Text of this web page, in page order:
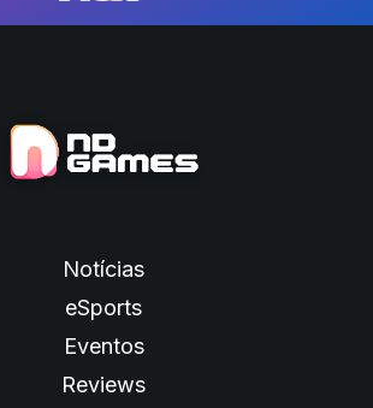
Notícias
eSports
Eventos
Reviews